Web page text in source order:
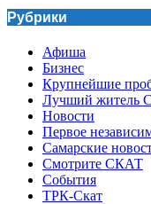
Рубрики
Афиша
Бизнес
Крупнейшие
Лучший житель
Новости
Первое
Самарские
Смотрите СКАТ
События
ТРК-Скат